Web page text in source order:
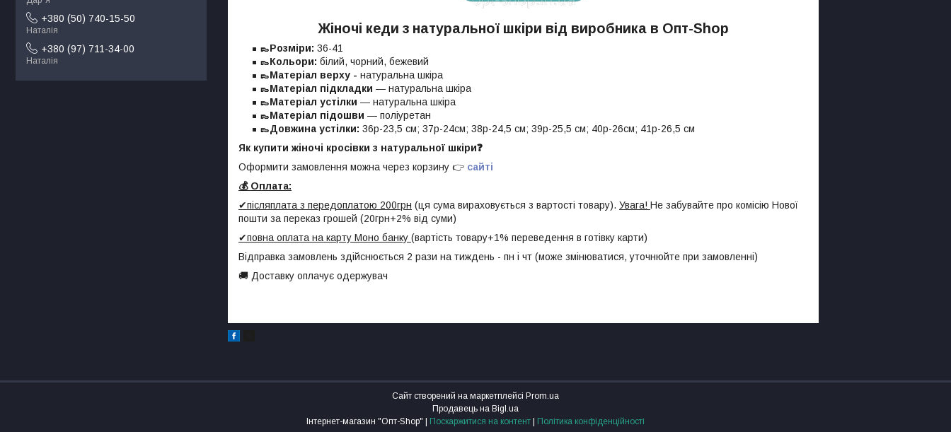
Жіночі кеди з натуральної шкіри від виробника в Опт-Shop
👞Розміри: 36-41
👞Кольори: білий, чорний, бежевий
👞Матеріал верху - натуральна шкіра
👞Матеріал підкладки ― натуральна шкіра
👞Матеріал устілки ― натуральна шкіра
👞Матеріал підошви ― поліуретан
👞Довжина устілки: 36р-23,5 см; 37р-24см; 38р-24,5 см; 39р-25,5 см; 40р-26см; 41р-26,5 см
Як купити жіночі кросівки з натуральної шкіри❓
Оформити замовлення можна через корзину 👉 сайті
💰 Оплата:
✔післяплата з передоплатою 200грн (ця сума вираховується з вартості товару). Увага! Не забувайте про комісію Нової
пошти за переказ грошей (20грн+2% від суми)
✔повна оплата на карту Моно банку (вартість товару+1% переведення в готівку карти)
Відправка замовлень здійснюється 2 рази на тиждень - пн і чт (може змінюватися, уточнюйте при замовленні)
🚚 Доставку оплачує одержувач
+380 (50) 740-15-50
Наталія
+380 (97) 711-34-00
Наталія
Сайт створений на маркетплейсі Prom.ua
Продавець на Bigl.ua
Поскаржитися на контент Політика конфіденційності